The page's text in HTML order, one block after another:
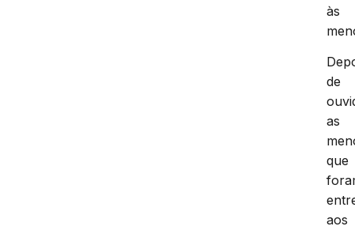
às
de
as
que
aos